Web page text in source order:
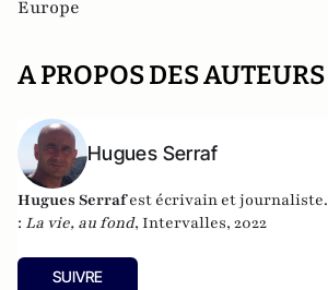
Europe
A PROPOS DES AUTEURS
Hugues Serraf
Hugues Serrafest écrivain et
: La vie, au fond, Intervalles, 2022
SUIVRE